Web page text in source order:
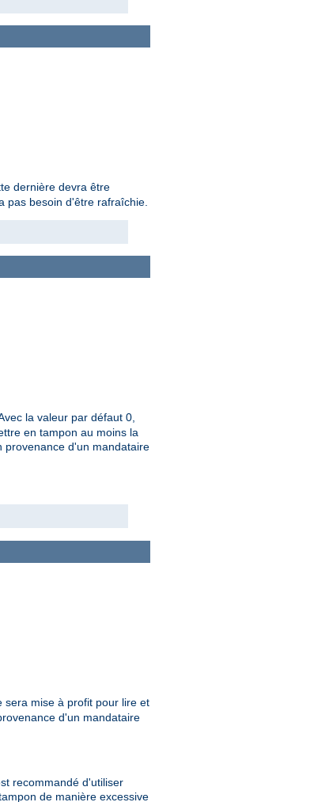
dernière devra être
pas besoin d'être rafraîchie.
la valeur par défaut 0,
en tampon au moins la
provenance d'un mandataire
sera mise à profit pour lire et
d'un mandataire
recommandé d'utiliser
de manière excessive